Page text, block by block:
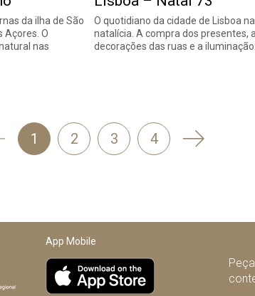
da ilha de São
Açores. O
nas
O quotidiano da cidade de Lisboa
natalícia. A compra dos presentes,
decorações das ruas e a iluminação…
1 2 3 4 Seguinte
App Mobile